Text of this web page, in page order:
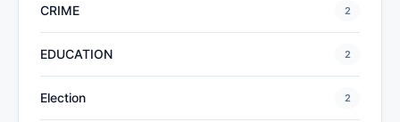
CRIME 2
EDUCATION 2
Election 2